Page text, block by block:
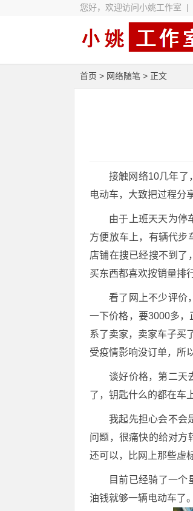
您好，欢迎访问小姚工作室 |
首页 > 网络随笔 > 正文
接触网络10几年了
电动车，大致把过程分
由于上班天天为停
方便放车上，有辆代步
店铺在搜已经搜不到了
买东西都喜欢按销量排
看了网上不少评价
一下价格，要3000多
系了卖家，卖家车子买
受疫情影响没订单，所
谈好价格，第二天
了，钥匙什么的都在车
我起先担心会不会
问题，很痛快的给对方
还可以，比网上那些虚
目前已经骑了一个
油钱就够一辆电动车了。